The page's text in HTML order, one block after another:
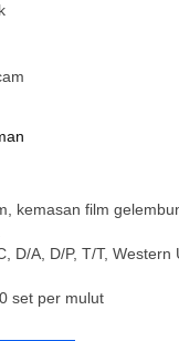
kemasan film
D/A, D/P, T/T, Western
set per mulut